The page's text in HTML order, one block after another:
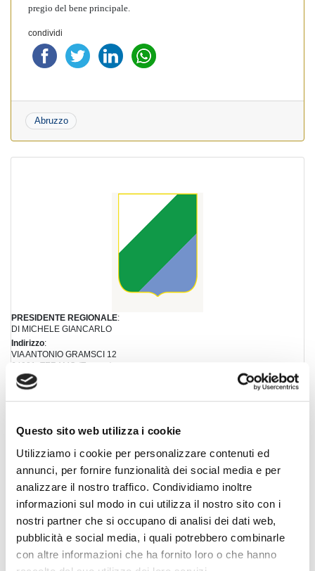
Questo sito web utilizza i cookie
Utilizziamo i cookie per personalizzare contenuti ed
annunci, per fornire funzionalità dei social media e per
analizzare il nostro traffico. Condividiamo inoltre
informazioni sul modo in cui utilizza il nostro sito con i
nostri partner che si occupano di analisi dei dati web,
pubblicità e social media, i quali potrebbero combinarle
con altre informazioni che ha fornito loro o che hanno
pregio del bene principale.
condividi
Abruzzo
PRESIDENTE REGIONALE:
DI MICHELE GIANCARLO
Indirizzo:
VIA ANTONIO GRAMSCI 12
64021, TERAMO (Teramo)
Telefono
+39 06 4523181
Fax:
Email:
Orario:
Lun.- Ven.: 09.00/13.00-14.00/18.00